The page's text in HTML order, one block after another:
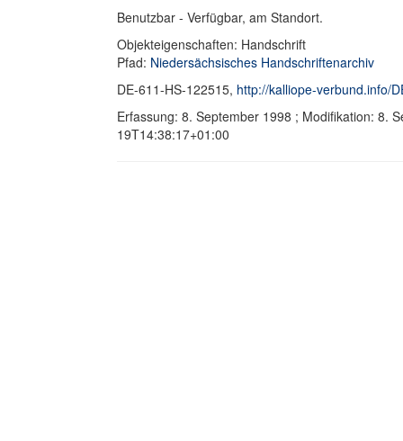
Benutzbar - Verfügbar, am Standort.
Objekteigenschaften: Handschrift
Pfad: Niedersächsisches Handschriftenarchiv
DE-611-HS-122515, http://kalliope-verbund.info/
Erfassung: 8. September 1998 ; Modifikation: 8.
19T14:38:17+01:00